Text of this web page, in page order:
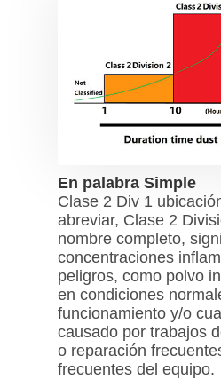
En palabra Simple
Clase 2 Div 1
abreviar, Clase 2
nombre completo,
concentraciones
peligros, como polvo
en condiciones
funcionamiento y/o
causado por trabajos
o reparación
frecuentes del equipo.